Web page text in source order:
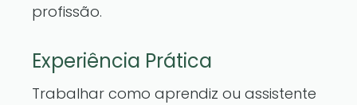
profissão.
Experiência Prática
Trabalhar como aprendiz ou assistente